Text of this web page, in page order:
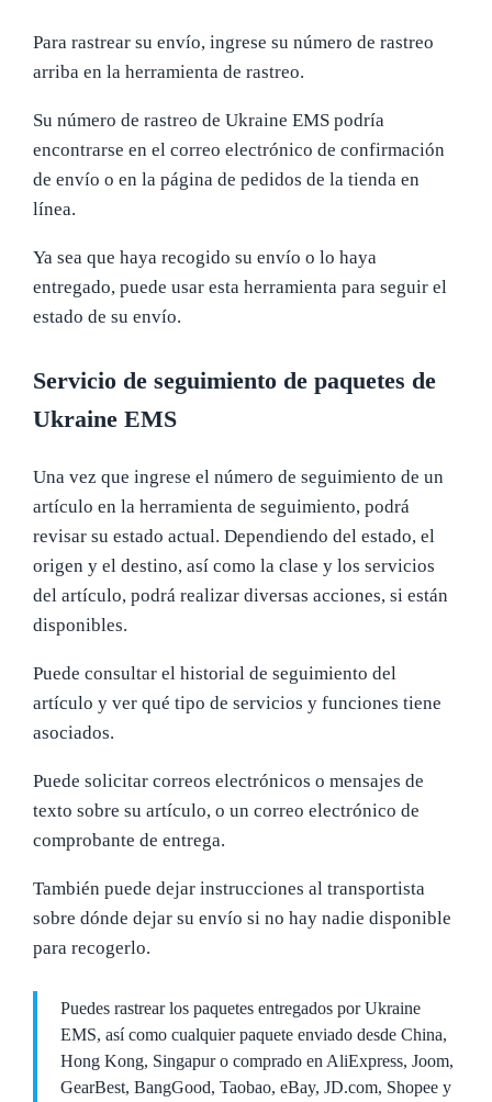
Para rastrear su envío, ingrese su número de rastreo
arriba en la herramienta de rastreo.
Su número de rastreo de Ukraine EMS podría
encontrarse en el correo electrónico de confirmación
de envío o en la página de pedidos de la tienda en
línea.
Ya sea que haya recogido su envío o lo haya
entregado, puede usar esta herramienta para seguir el
estado de su envío.
Servicio de seguimiento de paquetes de
Ukraine EMS
Una vez que ingrese el número de seguimiento de un
artículo en la herramienta de seguimiento, podrá
revisar su estado actual. Dependiendo del estado, el
origen y el destino, así como la clase y los servicios
del artículo, podrá realizar diversas acciones, si están
disponibles.
Puede consultar el historial de seguimiento del
artículo y ver qué tipo de servicios y funciones tiene
asociados.
Puede solicitar correos electrónicos o mensajes de
texto sobre su artículo, o un correo electrónico de
comprobante de entrega.
También puede dejar instrucciones al transportista
sobre dónde dejar su envío si no hay nadie disponible
para recogerlo.
Puedes rastrear los paquetes entregados por Ukraine
EMS, así como cualquier paquete enviado desde China,
Hong Kong, Singapur o comprado en AliExpress, Joom,
GearBest, BangGood, Taobao, eBay, JD.com, Shopee y